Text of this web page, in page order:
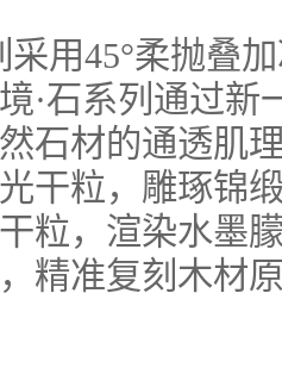
采用45°柔抛叠
·石系列通过
石材的通透肌
干粒，雕琢锦
粒，渲染水墨
精准复刻木材